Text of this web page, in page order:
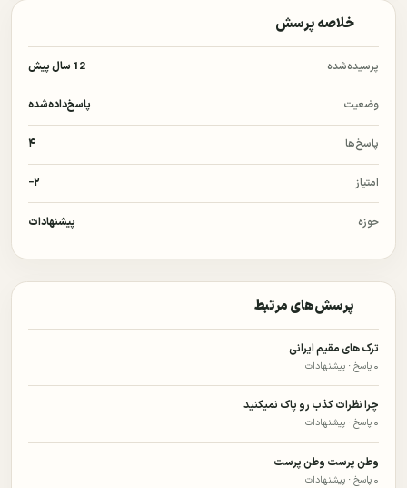
برای ثبت پاسخ وارد حساب کاربری شوید.
خلاصه پرسش
پرسیده‌شده 12 سال پیش
وضعیت پاسخ‌داده‌شده
پاسخ‌ها ۴
امتیاز ‎−۲
حوزه پیشنهادات
پرسش‌های مرتبط
ترک های مقیم ایرانی
۰ پاسخ · پیشنهادات
چرا نظرات کذب رو پاک نمیکنید
۰ پاسخ · پیشنهادات
وطن پرست وطن پرست
۰ پاسخ · پیشنهادات